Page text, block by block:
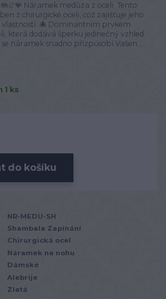
Náramek medůza z oceli Tento
z chirurgické oceli, což zajišťuje jeho
🐙 Dominantním prvkem
která dodává šperku jedinečný vzhled.
náramek snadno přizpůsobí Vašen...
1 ks
do košíku
NR-MEDU-SH
Shambala Zapínání
Chirurgická ocel
Náramek na nohu
Dámské
Alebrije
Zlatá